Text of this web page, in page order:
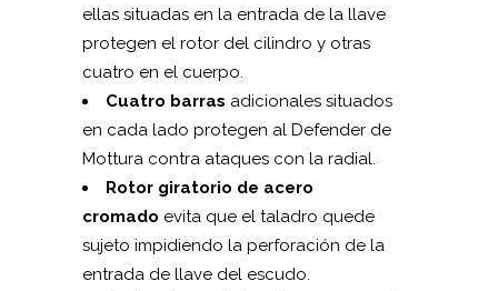
ellas situadas en la entrada de la llave
protegen el rotor del cilindro y otras
cuatro en el cuerpo.
Cuatro barras adicionales situados
en cada lado protegen al Defender de
Mottura contra ataques con la radial.
Rotor giratorio de acero
cromado evita que el taladro quede
sujeto impidiendo la perforación de la
entrada de llave del escudo.